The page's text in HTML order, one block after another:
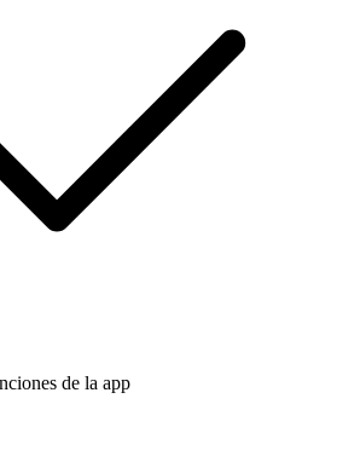
de la app